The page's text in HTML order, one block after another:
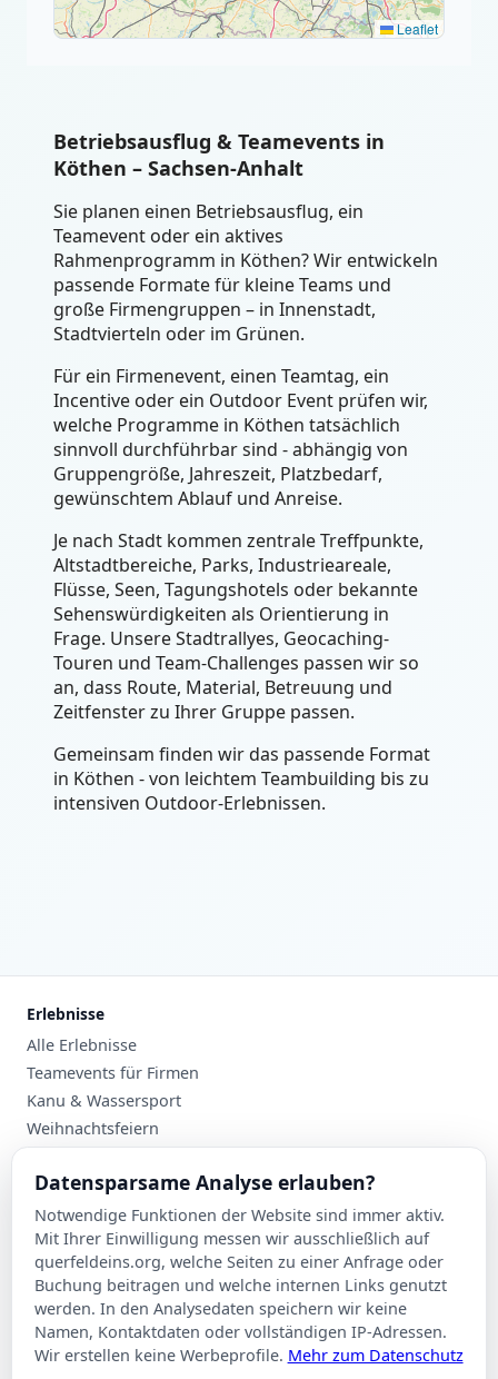
Leaflet
Betriebsausflug & Teamevents in
Köthen – Sachsen-Anhalt
Sie planen einen Betriebsausflug, ein
Teamevent oder ein aktives
Rahmenprogramm in Köthen? Wir entwickeln
passende Formate für kleine Teams und
große Firmengruppen – in Innenstadt,
Stadtvierteln oder im Grünen.
Für ein Firmenevent, einen Teamtag, ein
Incentive oder ein Outdoor Event prüfen wir,
welche Programme in Köthen tatsächlich
sinnvoll durchführbar sind - abhängig von
Gruppengröße, Jahreszeit, Platzbedarf,
gewünschtem Ablauf und Anreise.
Je nach Stadt kommen zentrale Treffpunkte,
Altstadtbereiche, Parks, Industrieareale,
Flüsse, Seen, Tagungshotels oder bekannte
Sehenswürdigkeiten als Orientierung in
Frage. Unsere Stadtrallyes, Geocaching-
Touren und Team-Challenges passen wir so
an, dass Route, Material, Betreuung und
Zeitfenster zu Ihrer Gruppe passen.
Gemeinsam finden wir das passende Format
in Köthen - von leichtem Teambuilding bis zu
intensiven Outdoor-Erlebnissen.
Erlebnisse
Alle Erlebnisse
Teamevents für Firmen
Kanu & Wassersport
Weihnachtsfeiern
Planung
Events nach Stadt
Suche
Kontakt
Über Querfeldeins
Rechtliches
Impressum
Datensparsame Analyse erlauben?
Notwendige Funktionen der Website sind immer aktiv.
Mit Ihrer Einwilligung messen wir ausschließlich auf
querfeldeins.org, welche Seiten zu einer Anfrage oder
Buchung beitragen und welche internen Links genutzt
werden. In den Analysedaten speichern wir keine
Namen, Kontaktdaten oder vollständigen IP-Adressen.
Wir erstellen keine Werbeprofile. Mehr zum Datenschutz